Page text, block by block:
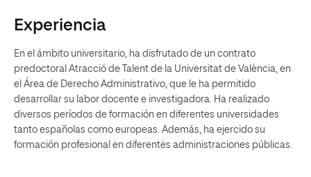
Experiencia
En el ámbito universitario, ha disfrutado de un contrato
predoctoral Atracció de Talent de la Universitat de València, en
el Área de Derecho Administrativo, que le ha permitido
desarrollar su labor docente e investigadora. Ha realizado
diversos períodos de formación en diferentes universidades
tanto españolas como europeas. Además, ha ejercido su
formación profesional en diferentes administraciones públicas.